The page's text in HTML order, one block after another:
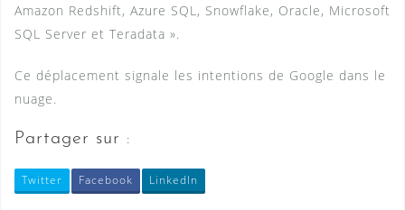
Amazon Redshift, Azure SQL, Snowflake, Oracle, Microsoft
SQL Server et Teradata ».
Ce déplacement signale les intentions de Google dans le
nuage.
Partager sur :
Twitter Facebook LinkedIn